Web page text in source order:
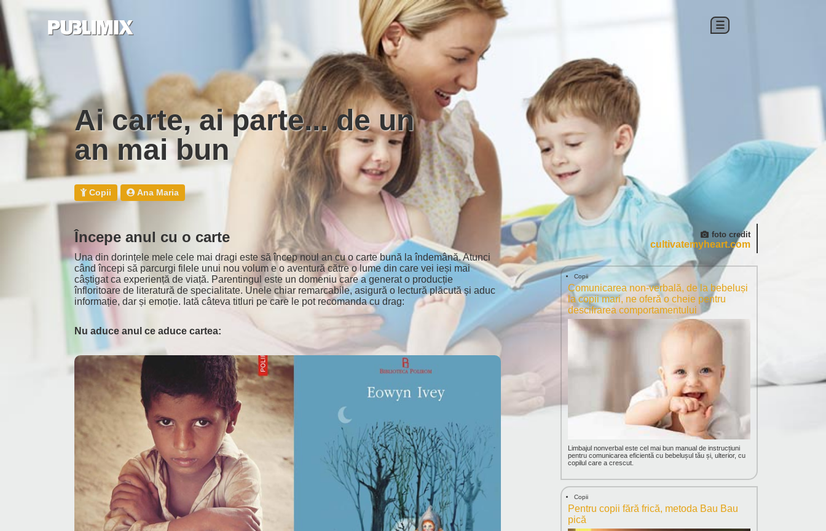
☰
Ai carte, ai parte... de un
an mai bun
Copii Ana Maria
Începe anul cu o carte
Una din dorințele mele cele mai dragi este să încep noul an cu o carte bună la îndemână. Atunci
când începi să parcurgi filele unui nou volum e o aventură către o lume din care vei ieși mai
câștigat ca experiență de viață. Parentingul este un domeniu care a generat o producție
înfloritoare de literatură de specialitate. Unele chiar remarcabile, asigură o lectură plăcută și aduc
informație, dar și emoție. Iată câteva titluri pe care le pot recomanda cu drag:
Nu aduce anul ce aduce cartea:
foto credit
cultivatemyheart.com
Copii
Comunicarea non-verbală, de la bebeluși
la copii mari, ne oferă o cheie pentru
descifrarea comportamentului
Limbajul nonverbal este cel mai bun manual de instrucțiuni
pentru comunicarea eficientă cu bebelușul tău și, ulterior, cu
copilul care a crescut.
Copii
Pentru copii fără frică, metoda Bau Bau
pică